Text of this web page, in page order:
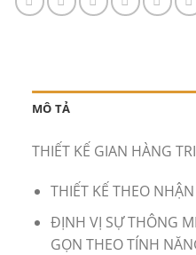
MÔ TẢ
THIẾT KẾ GIAN HÀNG
THIẾT KẾ THEO
ĐỊNH VỊ SỰ THÔNG
GỌN THEO TÍNH